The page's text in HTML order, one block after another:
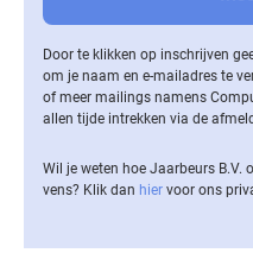
Door te klikken op inschrijven
om je naam en e-mailadres te
of meer mailings namens
allen tijde intrekken via de
Wil je weten hoe Jaarbeurs
vens? Klik dan hier voor ons